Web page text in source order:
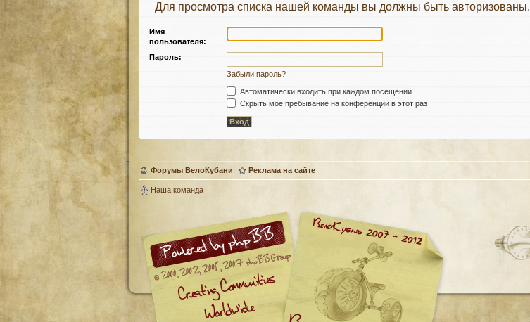
Для просмотра списка нашей команды вы должны быть авторизованы.
Имя
пользователя:
Пароль:
Забыли пароль?
Автоматически входить при каждом посещении
Скрыть моё пребывание на конференции в этот раз
Форумы ВелоКубани Реклама на сайте
Наша команда